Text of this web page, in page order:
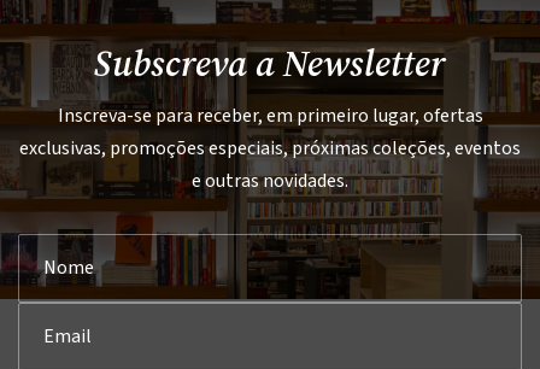
Subscreva a Newsletter
Inscreva-se para receber, em primeiro lugar, ofertas
exclusivas, promoções especiais, próximas coleções, eventos
e outras novidades.